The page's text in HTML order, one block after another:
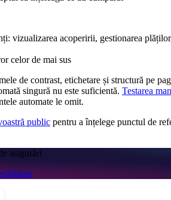
vizualizarea acoperirii, gestionarea
celor de mai sus
de contrast, etichetare și structură pe
singură nu este suficientă. Testarea
automate le omit.
public pentru a înțelege punctul de
asigurări